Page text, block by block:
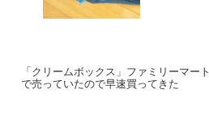
「クリームボックス」ファミリーマート
で売っていたので早速買ってきた